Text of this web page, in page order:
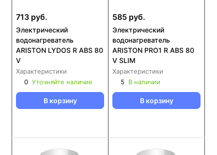
713 руб.
Электрический
водонагреватель
ARISTON LYDOS R ABS 80
V
Характеристики
0 Уточняйте наличие
В корзину
585 руб.
Электрический
водонагреватель
ARISTON PRO1 R ABS 80
V SLIM
Характеристики
5
В наличии
В корзину